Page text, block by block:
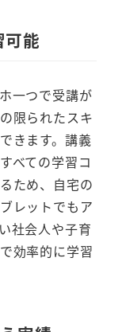
可能
一つで受講が
限られたスキ
きます。講義
べての学習コ
ため、自宅の
レットでもア
社会人や子育
効率的に学習